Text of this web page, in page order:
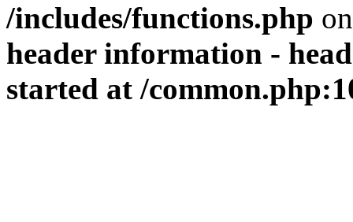
/includes/functions.php
header information -
started at /